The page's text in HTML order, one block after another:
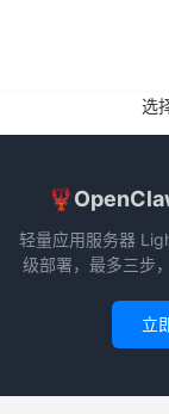
选
轻量应用服务器
级部署，最多三步
立